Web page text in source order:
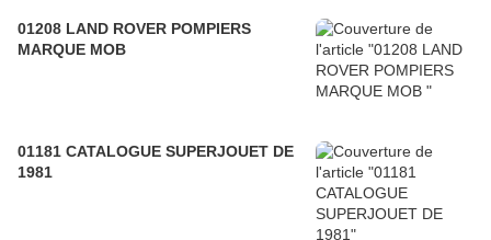
01208 LAND ROVER POMPIERS
MARQUE MOB
01181 CATALOGUE SUPERJOUET DE
1981